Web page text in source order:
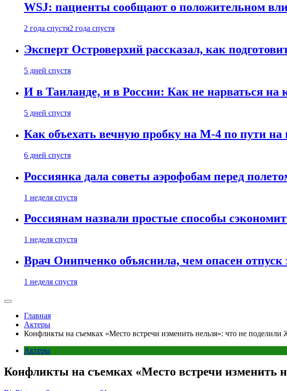
WSJ: пациенты сообщают о положительном
2 года спустя2 года спустя
Эксперт Островерхий рассказал, как
5 дней спустя
И в Таиланде, и в России: Как не нарваться на
5 дней спустя
Как объехать вечную пробку на М-4 по пути
6 дней спустя
Россиянка дала советы аэрофобам перед
1 неделя спустя
Россиянам назвали простые способы
1 неделя спустя
Врач Онипченко объяснила, чем опасен
1 неделя спустя
Главная
Актеры
Конфликты на съемках «Место встречи изменить нельзя»: что не
Актеры
Конфликты на съемках «Место встречи изменить